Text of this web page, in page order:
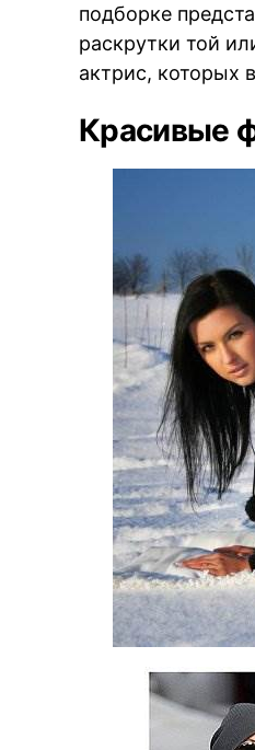
подборке
раскрутки той
актрис, которых
Красивые